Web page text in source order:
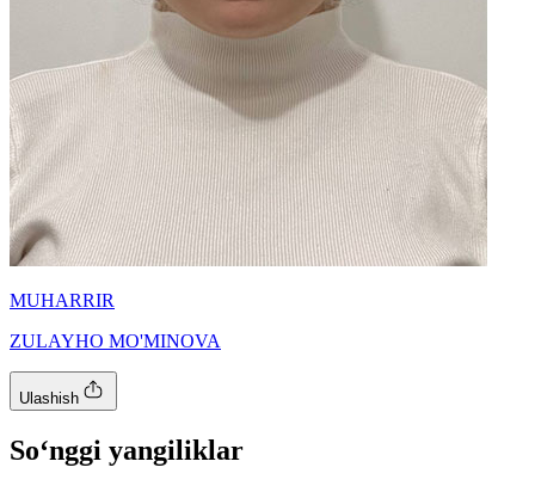
MUHARRIR
ZULAYHO MO'MINOVA
Ulashish
So‘nggi yangiliklar